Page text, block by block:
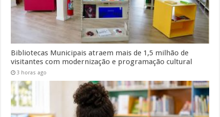
Bibliotecas Municipais atraem mais de 1,5 milhão de
visitantes com modernização e programação cultural
3 horas ago